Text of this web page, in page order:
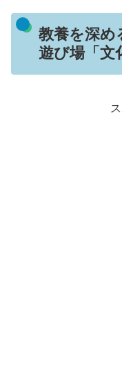
教養を深め
遊び場「文